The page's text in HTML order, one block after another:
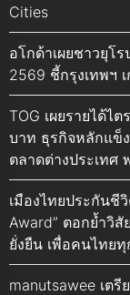
Cities
อโกด้าเผยชาวยุโ
2569 ชี้กรุงเทพฯ
TOG เผยรายได้ไ
บาท ธุรกิจหลักแข็
ตลาดต่างประเทศ
เมืองไทยประกันชี
Award” ตอกย้ำวิ
ยั่งยืน เพื่อคนไทยทุ
manutsawee เต